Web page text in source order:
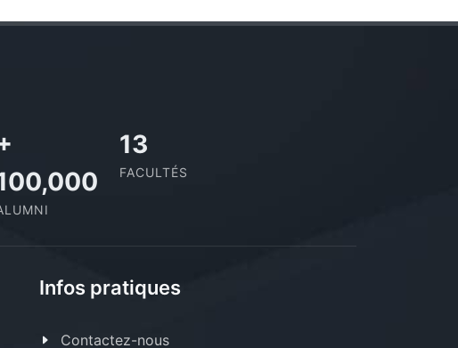
13
FACULTÉS
Infos pratiques
Contactez-nous